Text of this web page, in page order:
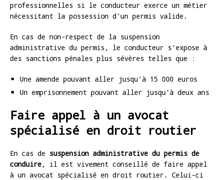
professionnelles si le conducteur exerce un métier
nécessitant la possession d’un permis valide.
En cas de non-respect de la suspension
administrative du permis, le conducteur s’expose à
des sanctions pénales plus sévères telles que :
Une amende pouvant aller jusqu’à 15 000 euros
Un emprisonnement pouvant aller jusqu’à deux ans
Faire appel à un avocat
spécialisé en droit routier
En cas de suspension administrative du permis de
conduire, il est vivement conseillé de faire appel
à un avocat spécialisé en droit routier. Celui-ci